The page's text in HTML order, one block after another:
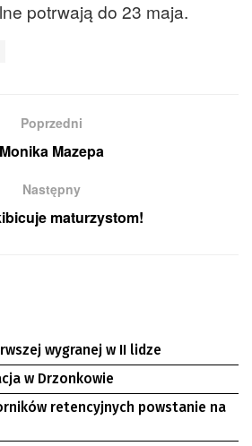
potrwają do 23 maja.
Poprzedni
Monika Mazepa
Następny
maturzystom!
wygranej w II lidze
w Drzonkowie
retencyjnych powstanie na